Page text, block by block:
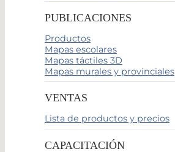
PUBLICACIONES
Productos
Mapas escolares
Mapas táctiles 3D
Mapas murales y provinciales
VENTAS
Lista de productos y precios
CAPACITACIÓN